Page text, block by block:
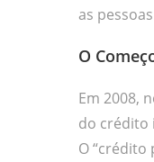
as
O
Em 2008,
do crédito
O